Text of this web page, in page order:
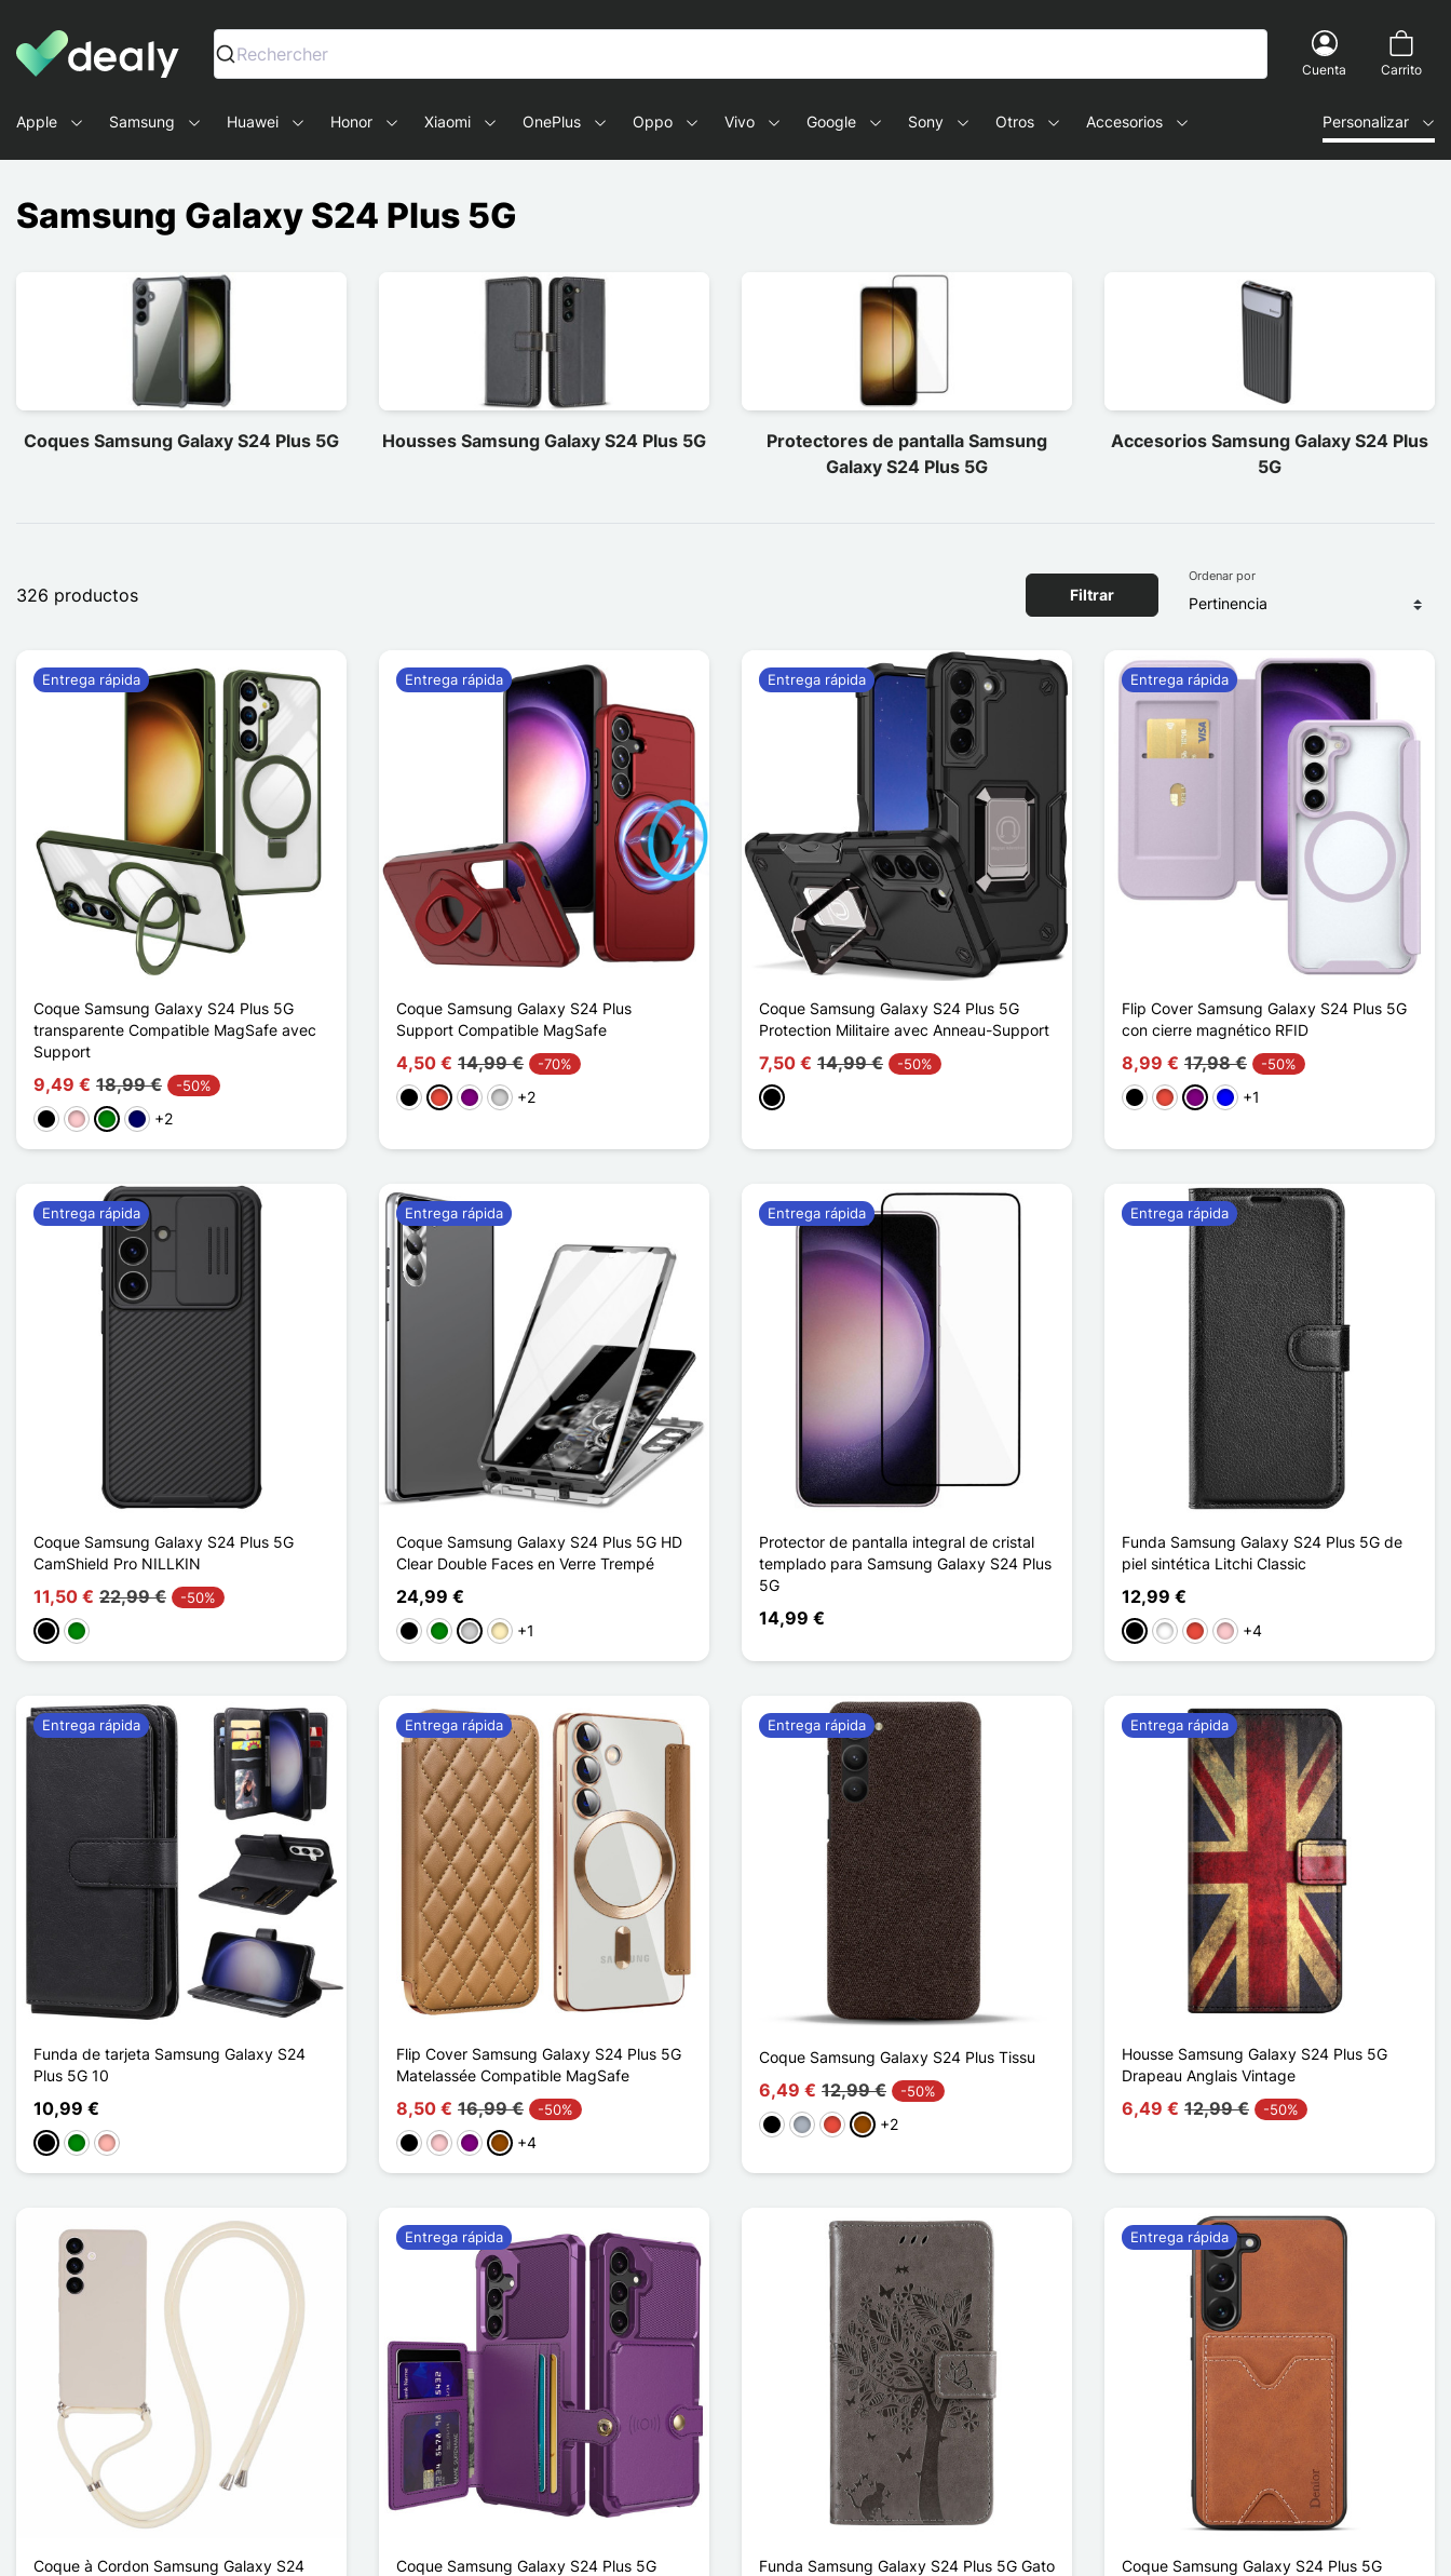
Dealy - Fundas y accesorios para smartphones y tablets
Rechercher
Cuenta Carrito
Apple Samsung Huawei Honor Xiaomi OnePlus Oppo Vivo Google Sony Otros Accesorios Personalizar
Samsung Galaxy S24 Plus 5G
Coques Samsung Galaxy S24 Plus 5G Housses Samsung Galaxy S24 Plus 5G
Protectores de pantalla Samsung
Galaxy S24 Plus 5G
Accesorios Samsung Galaxy S24 Plus
5G
326 productos Filtrar
Ordenar por
Coque Samsung Galaxy S24 Plus 5G
transparente Compatible MagSafe avec
Support
9,49 € 18,99 € -50%
NegroRosaVerdeAzul marino
+2
Entrega rápida
Coque Samsung Galaxy S24 Plus
Support Compatible MagSafe
4,50 € 14,99 € -70%
NegroRojoPúrpura
Plata+2
Entrega rápida
Coque Samsung Galaxy S24 Plus 5G
Protection Militaire avec Anneau-Support
7,50 € 14,99 € -50%
Negro
Entrega rápida
Flip Cover Samsung Galaxy S24 Plus 5G
con cierre magnético RFID
8,99 € 17,98 € -50%
NegroRojoPúrpura
Azul+1
Entrega rápida
Coque Samsung Galaxy S24 Plus 5G
CamShield Pro NILLKIN
11,50 € 22,99 € -50%
NegroVerde
Entrega rápida
Coque Samsung Galaxy S24 Plus 5G HD
Clear Double Faces en Verre Trempé
24,99 €
NegroVerdePlataOro +1
Entrega rápida
Protector de pantalla integral de cristal
templado para Samsung Galaxy S24 Plus
5G
14,99 €
Entrega rápida
Funda Samsung Galaxy S24 Plus 5G de
piel sintética Litchi Classic
12,99 €
NegroBlancoRojoRosa+4
Entrega rápida
Funda de tarjeta Samsung Galaxy S24
Plus 5G 10
10,99 €
NegroVerdeOro rosa
Entrega rápida
Flip Cover Samsung Galaxy S24 Plus 5G
Matelassée Compatible MagSafe
8,50 € 16,99 € -50%
NegroRosaPúrpuraMarrón
+4
Entrega rápida
Coque Samsung Galaxy S24 Plus Tissu
6,49 € 12,99 € -50%
NegroGris RojoMarrón
+2
Entrega rápida
Housse Samsung Galaxy S24 Plus 5G
Drapeau Anglais Vintage
6,49 € 12,99 € -50%
Entrega rápida
Coque à Cordon Samsung Galaxy S24
Coque Samsung Galaxy S24 Plus 5G
Entrega rápida
Funda Samsung Galaxy S24 Plus 5G Gato
Coque Samsung Galaxy S24 Plus 5G
Entrega rápida